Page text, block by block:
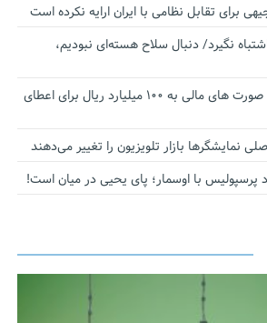
برای تقابل نظامی با ایران ارایه نکرده است
نگیرد/ دنبال سلاح هسته‌ای نبودیم،
آستانه الزام به دریافت صورت های مالی به ۱۰۰ میلیارد ریال برای اعطای
نمایشگرها بازار تلویزیون را تغییر می‌دهند
پرسپولیس با اوسمار؛ پای یحیی در میان است!